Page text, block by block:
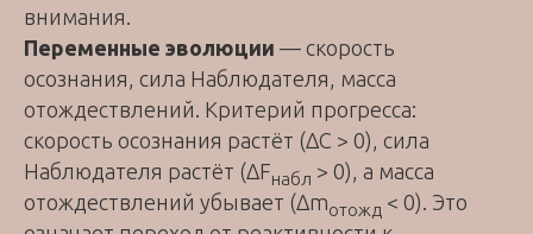
внимания.
Переменные эволюции — скорость
осознания, сила Наблюдателя, масса
отождествлений. Критерий прогресса:
скорость осознания растёт (ΔC > 0), сила
Наблюдателя растёт (ΔFнабл > 0), а масса
отождествлений убывает (Δmотожд < 0). Это